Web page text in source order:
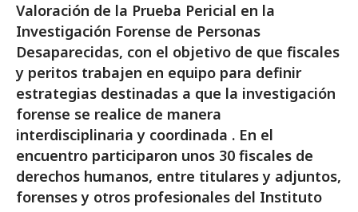
Valoración de la Prueba Pericial en la
Investigación Forense de Personas
Desaparecidas, con el objetivo de que fiscales
y peritos trabajen en equipo para definir
estrategias destinadas a que la investigación
forense se realice de manera
interdisciplinaria y coordinada . En el
encuentro participaron unos 30 fiscales de
derechos humanos, entre titulares y adjuntos,
forenses y otros profesionales del Instituto